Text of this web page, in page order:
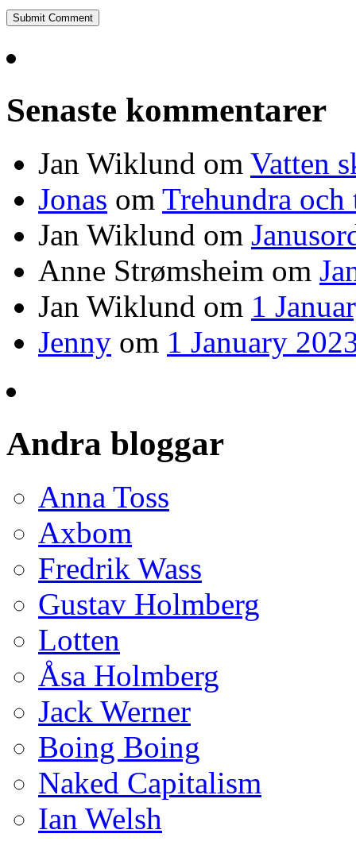
Senaste kommentarer
Jan Wiklund om Vatten
Jonas om Trehundra
Jan Wiklund om
Anne Strømsheim om
Jan Wiklund om 1
Jenny om 1 January
Andra bloggar
Anna Toss
Axbom
Fredrik Wass
Gustav Holmberg
Lotten
Åsa Holmberg
Jack Werner
Boing Boing
Naked Capitalism
Ian Welsh